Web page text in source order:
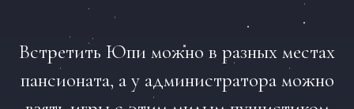
Встретить Юпи можно в разных местах
пансионата, а у администратора можно